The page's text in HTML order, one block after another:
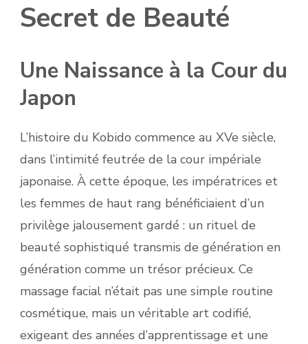
Secret de Beauté
Une Naissance à la Cour du
Japon
L’histoire du Kobido commence au XVe siècle,
dans l’intimité feutrée de la cour impériale
japonaise. À cette époque, les impératrices et
les femmes de haut rang bénéficiaient d’un
privilège jalousement gardé : un rituel de
beauté sophistiqué transmis de génération en
génération comme un trésor précieux. Ce
massage facial n’était pas une simple routine
cosmétique, mais un véritable art codifié,
exigeant des années d’apprentissage et une